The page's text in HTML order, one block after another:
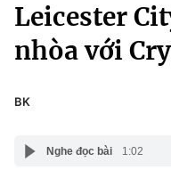
Chuyên mục
Tin tức
Phong cách
Sự kiện
Video
Leicester
nhòa với
BK
Nghe đọc bài 1:02